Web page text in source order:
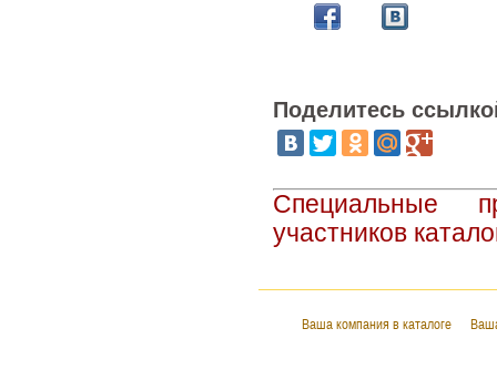
Поделитесь
Специальные
участников
Ваша компания в каталоге